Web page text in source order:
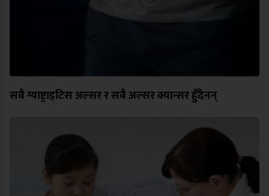
सबै ग्याष्ट्राइटिस अल्सर र सबै अल्सर क्यान्सर हुँदैनन्